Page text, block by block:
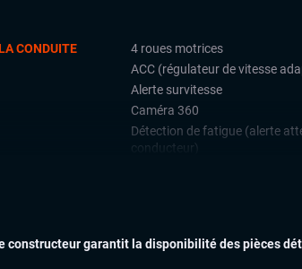
CONDUITE
4 roues motrices
ACC (régulateur de vitesse
Alerte survitesse
Caméra 360
Détection de fatigue (alerte
conducteur)
Détections de signalisation
Radars de stationnement
constructeur garantit la disponibilité des pièces